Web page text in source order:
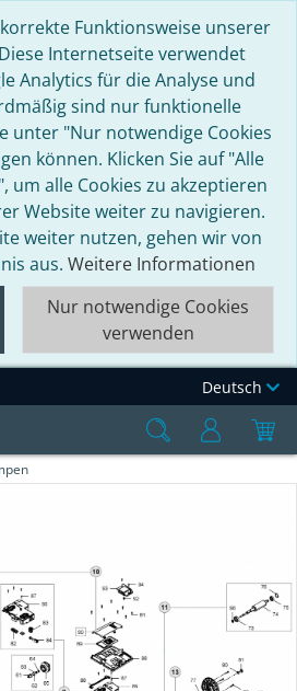
Funktionsweise unserer
Internetseite verwendet
Analytics für die Analyse und
sind nur funktionelle
unter "Nur notwendige Cookies
können. Klicken Sie auf "Alle
um alle Cookies zu akzeptieren
Website weiter zu navigieren.
weiter nutzen, gehen wir von
aus. Weitere Informationen
Nur notwendige Cookies
verwenden
Deutsch